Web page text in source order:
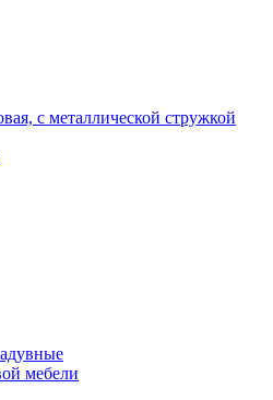
с металлической стружкой
мебели